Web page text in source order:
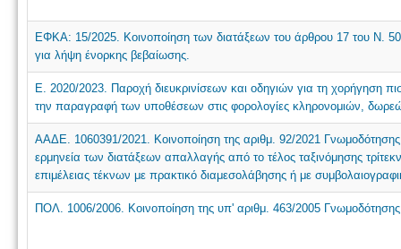
ΕΦΚΑ: 15/2025. Κοινοποίηση των διατάξεων του άρθρου 17 του Ν.
για λήψη ένορκης βεβαίωσης.
Ε. 2020/2023. Παροχή διευκρινίσεων και οδηγιών για τη χορήγηση
την παραγραφή των υποθέσεων στις φορολογίες κληρονομιών,
ΑΑΔΕ. 1060391/2021. Κοινοποίηση της αριθμ. 92/2021
ερμηνεία των διατάξεων απαλλαγής από το τέλος ταξινόμησης
επιμέλειας τέκνων με πρακτικό διαμεσολάβησης ή με
ΠΟΛ. 1006/2006. Κοινοποίηση της υπ' αριθμ. 463/2005